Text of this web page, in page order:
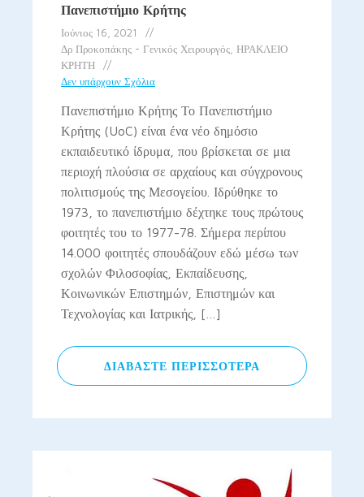
Πανεπιστήμιο Κρήτης
Ιούνιος 16, 2021
Δρ Προκοπάκης - Γενικός Χειρουργός, ΗΡΑΚΛΕΙΟ
ΚΡΗΤΗ
Δεν υπάρχουν Σχόλια
Πανεπιστήμιο Κρήτης Το Πανεπιστήμιο
Κρήτης (UoC) είναι ένα νέο δημόσιο
εκπαιδευτικό ίδρυμα, που βρίσκεται σε μια
περιοχή πλούσια σε αρχαίους και σύγχρονους
πολιτισμούς της Μεσογείου. Ιδρύθηκε το
1973, το πανεπιστήμιο δέχτηκε τους πρώτους
φοιτητές του το 1977-78. Σήμερα περίπου
14.000 φοιτητές σπουδάζουν εδώ μέσω των
σχολών Φιλοσοφίας, Εκπαίδευσης,
Κοινωνικών Επιστημών, Επιστημών και
Τεχνολογίας και Ιατρικής, […]
ΔΙΑΒΆΣΤΕ ΠΕΡΙΣΣΌΤΕΡΑ